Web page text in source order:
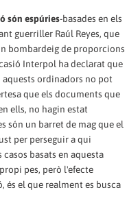
són espúries-basades en els
guerriller Raúl Reyes, que
bombardeig de proporcions
Interpol ha declarat que
ordinadors no pot
que els documents que
ells, no hagin estat
són un barret de mag que el
per perseguir a qui
basats en aquesta
pes, però l'efecte
el que realment es busca